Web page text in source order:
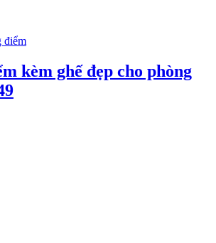
điểm
kèm ghế đẹp cho phòng